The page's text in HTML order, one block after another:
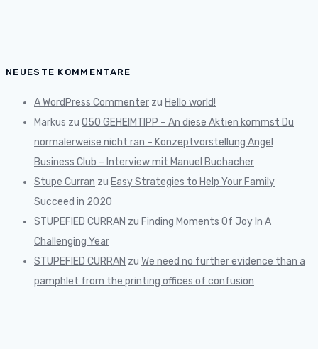
NEUESTE KOMMENTARE
A WordPress Commenter zu Hello world!
Markus zu 050 GEHEIMTIPP – An diese Aktien kommst Du
normalerweise nicht ran – Konzeptvorstellung Angel
Business Club – Interview mit Manuel Buchacher
Stupe Curran zu Easy Strategies to Help Your Family
Succeed in 2020
STUPEFIED CURRAN zu Finding Moments Of Joy In A
Challenging Year
STUPEFIED CURRAN zu We need no further evidence than a
pamphlet from the printing offices of confusion